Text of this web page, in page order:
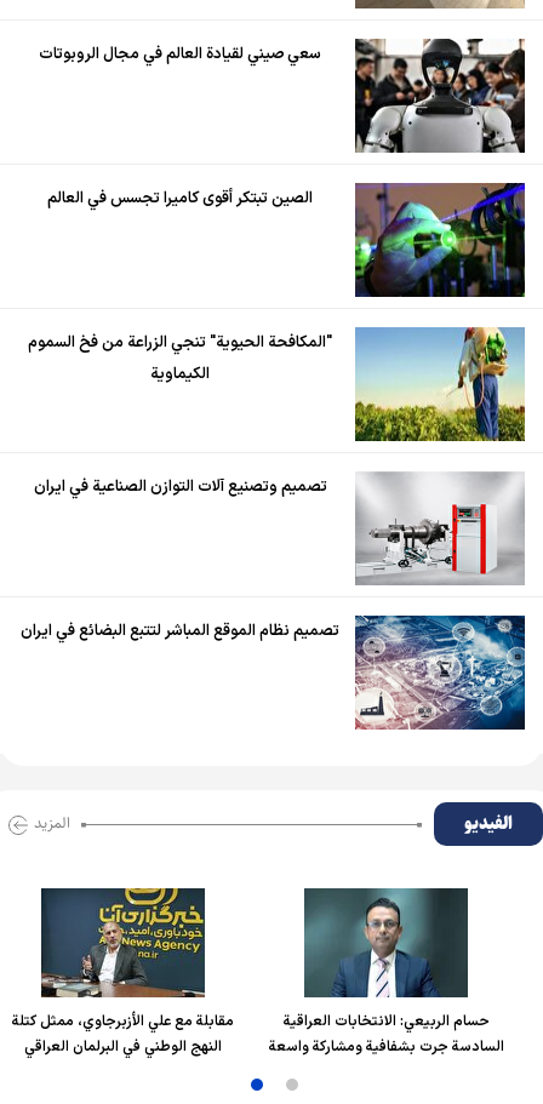
سعي صيني لقيادة العالم في مجال الروبوتات
الصين تبتكر أقوى كاميرا تجسس في العالم
"المكافحة الحيوية" تنجي الزراعة من فخ السموم
الكيماوية
تصميم وتصنيع آلات التوازن الصناعية في ايران
تصميم نظام الموقع المباشر لتتبع البضائع في ايران
الفیدیو المزید
حسام الربیعي: الانتخابات العراقية
السادسة جرت بشفافية ومشاركة واسعة
مقابلة مع علي الأزبرجاوي، ممثل كتلة
النهج الوطني في البرلمان العراقي